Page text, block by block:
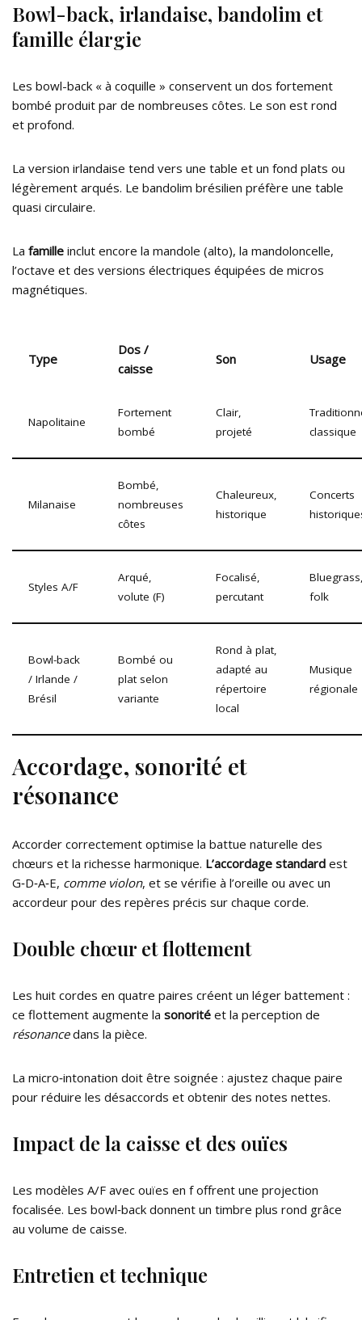
Bowl-back, irlandaise, bandolim et
famille élargie
Les bowl-back « à coquille » conservent un dos fortement
bombé produit par de nombreuses côtes. Le son est rond
et profond.
La version irlandaise tend vers une table et un fond plats ou
légèrement arqués. Le bandolim brésilien préfère une table
quasi circulaire.
La famille inclut encore la mandole (alto), la mandoloncelle,
l’octave et des versions électriques équipées de micros
magnétiques.
Type
Dos /
caisse
Son Usage
Napolitaine
Fortement
bombé
Clair,
projeté
classique
Milanaise
Bombé,
nombreuses
côtes
Chaleureux,
historique
Concerts
Styles A/F
Arqué,
volute (F)
Focalisé,
percutant
folk
Bowl-back
/ Irlande /
Brésil
Bombé ou
plat selon
variante
Rond à plat,
adapté au
répertoire
local
Musique
régionale
Accordage, sonorité et
résonance
Accorder correctement optimise la battue naturelle des
chœurs et la richesse harmonique. L’accordage standard est
G‑D‑A‑E, comme violon, et se vérifie à l’oreille ou avec un
accordeur pour des repères précis sur chaque corde.
Double chœur et flottement
Les huit cordes en quatre paires créent un léger battement :
ce flottement augmente la sonorité et la perception de
résonancedans la pièce.
La micro‑intonation doit être soignée : ajustez chaque paire
pour réduire les désaccords et obtenir des notes nettes.
Impact de la caisse et des ouïes
Les modèles A/F avec ouïes en f offrent une projection
focalisée. Les bowl‑back donnent un timbre plus rond grâce
au volume de caisse.
Entretien et technique